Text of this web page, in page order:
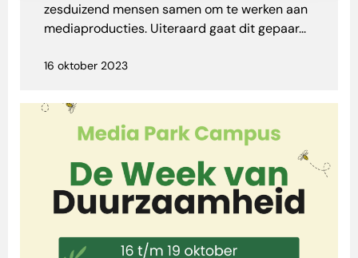
zesduizend mensen samen om te werken aan
mediaproducties. Uiteraard gaat dit gepaar...
16 oktober 2023